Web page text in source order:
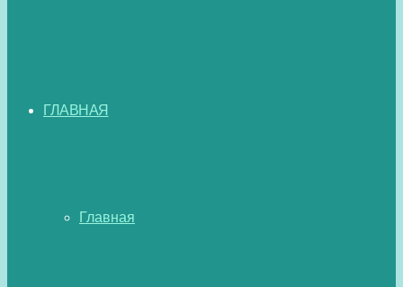
ГЛАВНАЯ
Главная